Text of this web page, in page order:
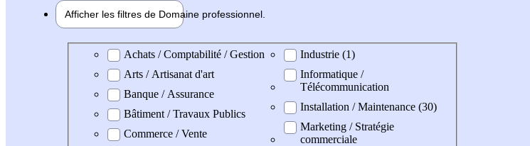
Afficher les filtres de Domaine professionnel
Domaine professionel
Achats / Comptabilité / Gestion
Arts / Artisanat d'art
Banque / Assurance
Bâtiment / Travaux Publics
Commerce / Vente
Industrie (1)
Informatique /
Télécommunication
Installation / Maintenance (30)
Marketing / Stratégie
commerciale